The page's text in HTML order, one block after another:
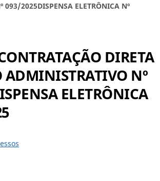
093/2025DISPENSA ELETRÔNICA Nº
DIRETA
ADMINISTRATIVO Nº
ELETRÔNICA